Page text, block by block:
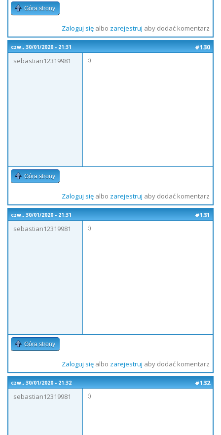
Góra strony
Zaloguj sięalbo zarejestruj aby dodać komentarz
czw., 30/01/2020 - 21:31
#130
sebastian12319981
:)
Góra strony
Zaloguj sięalbo zarejestruj aby dodać komentarz
czw., 30/01/2020 - 21:31
#131
sebastian12319981
:)
Góra strony
Zaloguj sięalbo zarejestruj aby dodać komentarz
czw., 30/01/2020 - 21:32
#132
sebastian12319981
:)